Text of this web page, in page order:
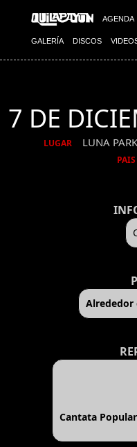
AGENDA
GALERÍA DISCOS
7 DE
LUGAR LUNA PARK
PAIS
Alrededor
Cantata